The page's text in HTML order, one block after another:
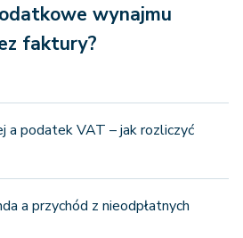
wynajmu
faktury?
a podatek VAT – jak rozliczyć
a przychód z nieodpłatnych